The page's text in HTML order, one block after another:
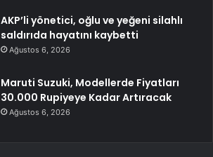
AKP’li yönetici, oğlu ve yeğeni silahlı
saldırıda hayatını kaybetti
Ağustos 6, 2026
Maruti Suzuki, Modellerde Fiyatları
30.000 Rupiyeye Kadar Artıracak
Ağustos 6, 2026